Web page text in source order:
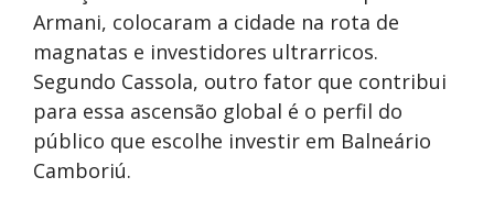
Armani, colocaram a cidade na rota de
magnatas e investidores ultrarricos.
Segundo Cassola, outro fator que contribui
para essa ascensão global é o perfil do
público que escolhe investir em Balneário
Camboriú.